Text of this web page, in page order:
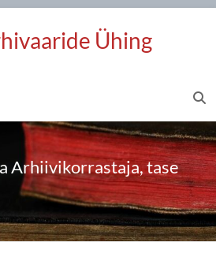
Ühing
Arhiivikorrastaja, tase